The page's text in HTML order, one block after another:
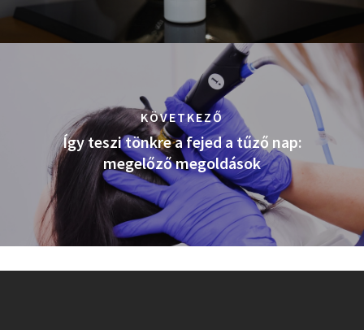
KÖVETKEZŐ
Így teszi tönkre a fejed a tűző nap:
megelőző megoldások